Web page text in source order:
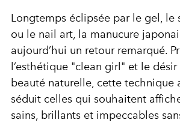
Longtemps éclipsée par le gel, le
ou le nail art, la manucure
aujourd’hui un retour remarqué.
l’esthétique "clean girl" et le
beauté naturelle, cette technique
séduit celles qui souhaitent
sains, brillants et impeccables